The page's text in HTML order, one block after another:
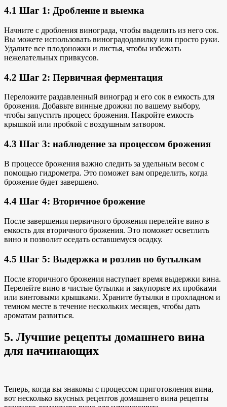
4.1 Шаг 1: Дробление и выемка
Начните с дробления винограда, чтобы выделить из него сок.
Вы можете использовать виноградодавилку или просто руки.
Удалите все плодоножки и листья, чтобы избежать
нежелательных привкусов.
4.2 Шаг 2: Первичная ферментация
Переложите раздавленный виноград и его сок в емкость для
брожения. Добавьте винные дрожжи по вашему выбору,
чтобы запустить процесс брожения. Накройте емкость
крышкой или пробкой с воздушным затвором.
4.3 Шаг 3: наблюдение за процессом брожения
В процессе брожения важно следить за удельным весом с
помощью гидрометра. Это поможет вам определить, когда
брожение будет завершено.
4.4 Шаг 4: Вторичное брожение
После завершения первичного брожения перелейте вино в
емкость для вторичного брожения. Это поможет осветлить
вино и позволит оседать оставшемуся осадку.
4.5 Шаг 5: Выдержка и розлив по бутылкам
После вторичного брожения наступает время выдержки вина.
Перелейте вино в чистые бутылки и закупорьте их пробками
или винтовыми крышками. Храните бутылки в прохладном и
темном месте в течение нескольких месяцев, чтобы дать
ароматам развиться.
5. Лучшие рецепты домашнего вина
для начинающих
Теперь, когда вы знакомы с процессом приготовления вина,
вот несколько вкусных рецептов домашнего вина рецепты